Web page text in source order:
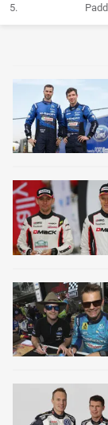
5.